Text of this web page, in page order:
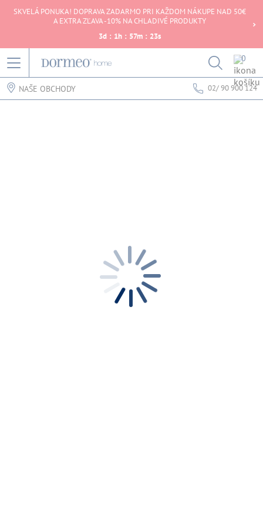
SKVELÁ PONUKA! DOPRAVA ZADARMO PRI KAŽDOM NÁKUPE NAD 50€
A EXTRA ZĽAVA -10% NA CHLADIVÉ PRODUKTY
3d : 1h : 57m : 23s
0
NAŠE OBCHODY 02/ 90 900 124